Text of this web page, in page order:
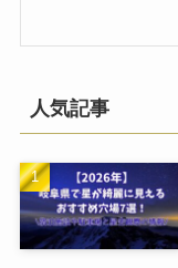
人気記事